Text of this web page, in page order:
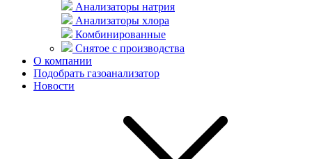
Анализаторы натрия
Анализаторы хлора
Комбинированные
Снятое с производства
О компании
Подобрать газоанализатор
Новости